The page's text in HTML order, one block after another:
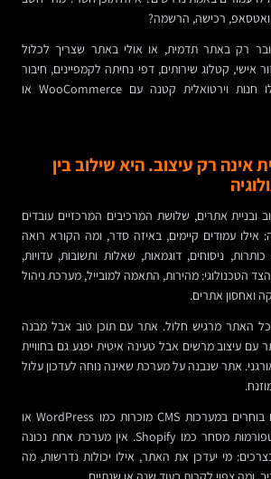
רכישה, הרשמה?
רק באתר תדמית, או אולי באתר שצריך לכלול
אישי, קטלוג שירותים, דפי נחיתה לקמפיינים, חיבור
למערכת דיוור או אפילו חנות וירטואלית קטנה עם WooCommerce או
אינה רק עיצוב. היא שילוב בין
ובניית אתרים, שלושת המרכיבים המרכזיים עובדים
אילו עמודים קיימים, באיזה סדר, ומה הקורא רואה
ניסוחים, דוגמאות, שאלות ותשובות, עדויות,
הטכנולוגי: מהירות, התאמה למובייל, מערכת ניהול
ואחסון אתרים.
האתר מרגיש חלול. אתר עם תוכן טוב אבל מבנה
עם עיצוב מרשים אבל טעינה איטית יפגע גם בחוויית
אתר שנבנה על מערכת שאינה נוחה לעדכון עלול
זו הסיבה שעסקים רבים בוחרים במערכות CMS מוכרות כמו WordPress או
Joomla, ולעיתים בפלטפורמות מסחר כמו Shopify. אין מערכת אחת נכונה
מי יעדכן את האתר, אילו יכולות נדרשות, מה